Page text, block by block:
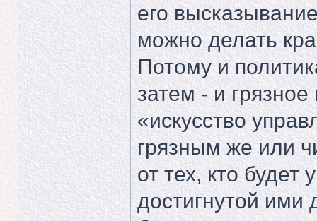
его
можно делать
Потому и
затем - и
«искусство
грязным же или
от тех, кто будет
достигнутой ими